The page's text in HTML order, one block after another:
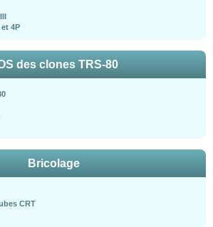
4P
des clones TRS-80
Bricolage
CRT